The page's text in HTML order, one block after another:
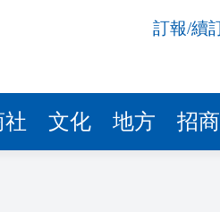
訂報/續
社 文化 地方 招商
18:28
18:22
」